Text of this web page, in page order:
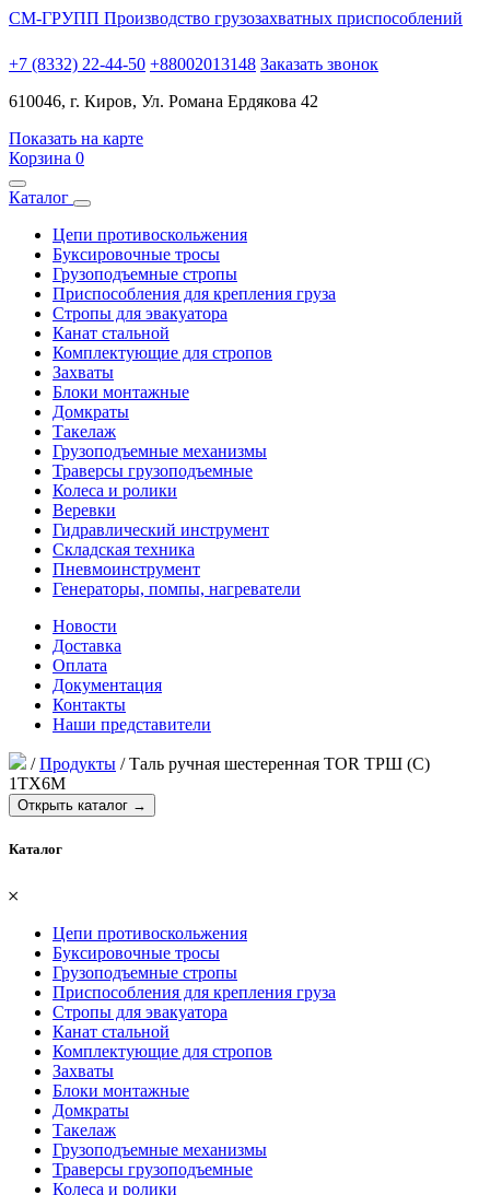
СМ-ГРУПП Производство грузозахватных приспособлений
+7 (8332) 22-44-50 +88002013148 Заказать звонок
610046, г. Киров, Ул. Романа Ердякова 42
Показать на карте
Корзина 0
Каталог
Цепи противоскольжения
Буксировочные тросы
Грузоподъемные стропы
Приспособления для крепления груза
Стропы для эвакуатора
Канат стальной
Комплектующие для стропов
Захваты
Блоки монтажные
Домкраты
Такелаж
Грузоподъемные механизмы
Траверсы грузоподъемные
Колеса и ролики
Веревки
Гидравлический инструмент
Складская техника
Пневмоинструмент
Генераторы, помпы, нагреватели
Новости
Доставка
Оплата
Документация
Контакты
Наши представители
/Продукты /Таль ручная шестеренная TOR ТРШ (C)
1ТХ6М
Открыть каталог →
Каталог
𐄂
Цепи противоскольжения
Буксировочные тросы
Грузоподъемные стропы
Приспособления для крепления груза
Стропы для эвакуатора
Канат стальной
Комплектующие для стропов
Захваты
Блоки монтажные
Домкраты
Такелаж
Грузоподъемные механизмы
Траверсы грузоподъемные
Колеса и ролики